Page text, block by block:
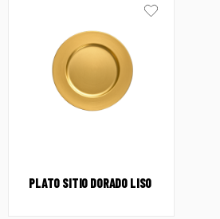
PLATO SITIO DORADO LISO